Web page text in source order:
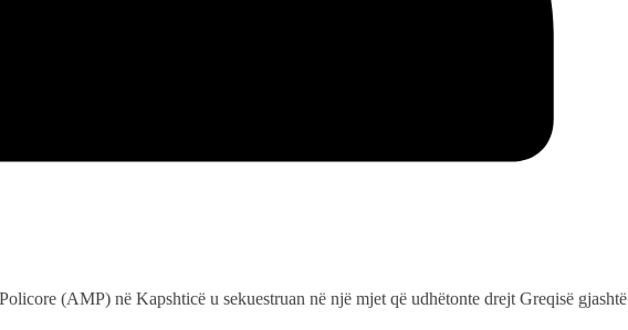
(AMP) në Kapshticë u sekuestruan në një mjet që udhëtonte drejt Greqisë gjashtë